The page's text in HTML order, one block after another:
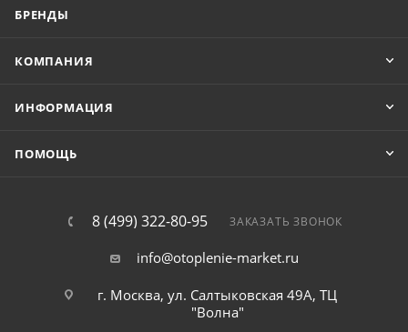
БРЕНДЫ
КОМПАНИЯ
ИНФОРМАЦИЯ
ПОМОЩЬ
8 (499) 322-80-95 ЗАКАЗАТЬ ЗВОНОК
info@otoplenie-market.ru
г. Москва, ул. Салтыковская 49А, ТЦ
"Волна"